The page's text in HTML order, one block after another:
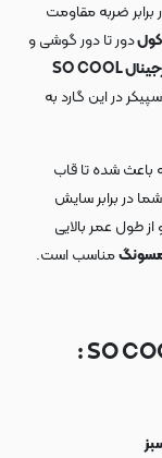
ضربه مقاومت
دور تا دور گوشی و
قاب های اورجینال SO COOL
در این گارد به
شده تا قاب
در برابر سایش
طول عمر بالایی
مناسب است.
SO